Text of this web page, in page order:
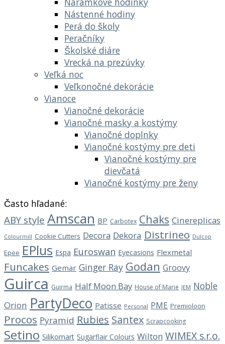
Nástenné hodiny
Perá do školy
Peračníky
Školské diáre
Vrecká na prezúvky
Veľká noc
Veľkonočné dekorácie
Vianoce
Vianočné dekorácie
Vianočné masky a kostýmy
Vianočné doplnky
Vianočné kostýmy pre deti
Vianočné kostýmy pre
dievčatá
Vianočné kostýmy pre ženy
Často hľadané:
ABY style Amscan BP Carbotex Chaks Cinereplicas
Colourmill Cookie Cutters Decora Dekora Distrineo Dulcop
Epee EPlus Espa Euroswan Eyecasions Flexmetal
Funcakes Gemar Ginger Ray Godan Groovy
Guirca Guirma Half Moon Bay House of Marie JEM Noble
Orion PartyDeco Patisse Personal PME Premioloon
Procos Pyramid Rubies Santex Scrapcooking
Setino Silikomart Sugarflair Colours Wilton WIMEX s.r.o.